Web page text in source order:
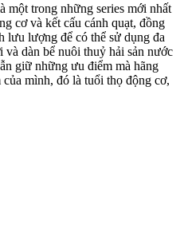
một trong những series mới nhất
cơ và kết cấu cánh quạt, đồng
lưu lượng để có thể sử dụng đa
và dàn bể nuôi thuỷ hải sản nước
giữ những ưu điểm mà hãng
mình, đó là tuổi thọ động cơ,